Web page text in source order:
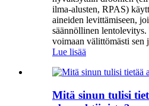
ilma-alusten, RPAS)
aineiden levittämiseen,
säännöllinen lentolevitys.
voimaan välittömästi sen
Lue lisää
Mitä sinun tulisi